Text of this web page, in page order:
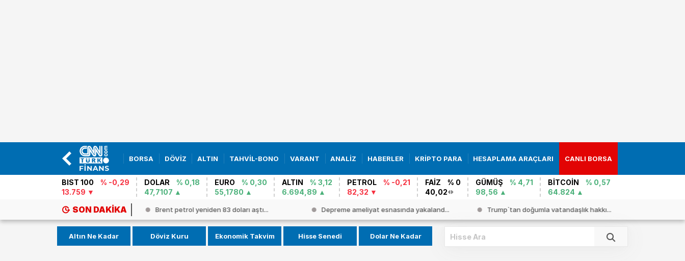
BORSA DÖVİZ ALTIN TAHVİL-BONO VARANT ANALİZ HABERLER KRİPTO PARA HESAPLAMA ARAÇLARI CANLI BORSA
BIST 100
% -0,29
13.759
DOLAR
% 0,18
47,7107
EURO
% 0,30
55,1780
ALTIN
% 3,12
6.694,89
PETROL
% -0,21
82,32
FAİZ
% 0
40,02
GÜMÜŞ
% 4,71
98,56
BİTCOİN
% 0,57
64.824
SON DAKIKA
tarihi dönüm noktası: Yapay... Brent petrol yeniden 83 doları aştı... Depreme ameliyat esnasında yakaland... Trump`tan doğumla vatandaşlık hakkı...
Altın Ne Kadar Döviz Kuru Ekonomik Takvim Hisse Senedi Dolar Ne Kadar